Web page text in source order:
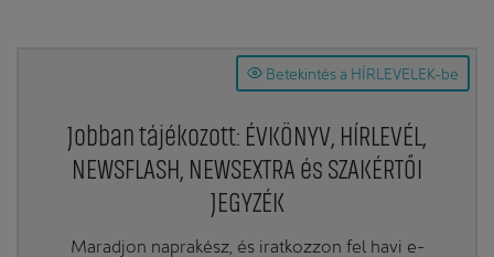
Betekintés a HÍRLEVELEK-be
Jobban tájékozott: ÉVKÖNYV, HÍRLEVÉL,
NEWSFLASH, NEWSEXTRA és SZAKÉRTŐI
JEGYZÉK
Maradjon naprakész, és iratkozzon fel havi e-